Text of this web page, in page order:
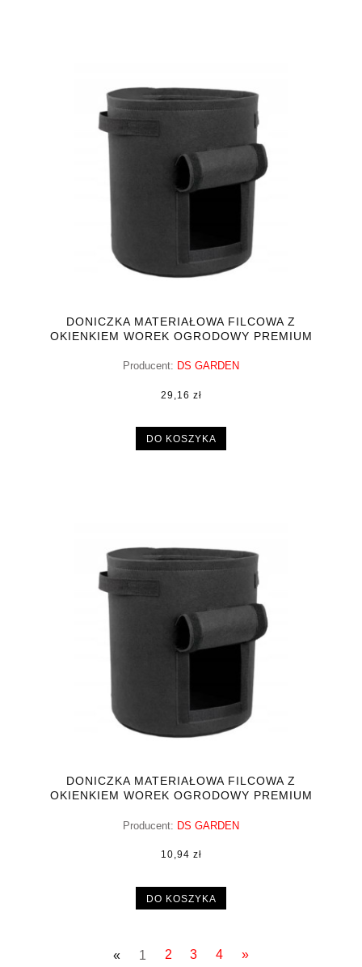
DONICZKA MATERIAŁOWA FILCOWA Z
OKIENKIEM WOREK OGRODOWY PREMIUM
Producent: DS GARDEN
29,16 zł
DO KOSZYKA
DONICZKA MATERIAŁOWA FILCOWA Z
OKIENKIEM WOREK OGRODOWY PREMIUM
Producent: DS GARDEN
10,94 zł
DO KOSZYKA
« 1 2 3 4 »